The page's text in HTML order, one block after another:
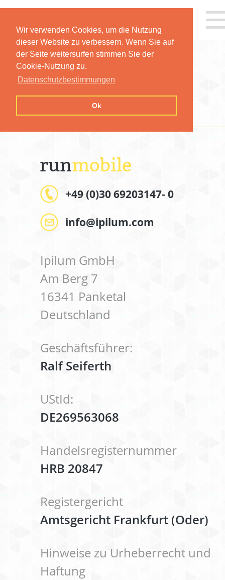
Wir verwenden Cookies, um die Nutzung
dieser Website zu verbessern. Wenn Sie auf
der Seite weitersurfen stimmen Sie der
Cookie-Nutzung zu.
Datenschutzbestimmungen
Ok
IMPRESSUM
+49 (0)30 69203147- 0
info@ipilum.com
Ipilum GmbH
Am Berg 7
16341 Panketal
Deutschland
Geschäftsführer:
Ralf Seiferth
UStId:
DE269563068
Handelsregisternummer
HRB 20847
Registergericht
Amtsgericht Frankfurt (Oder)
Hinweise zu Urheberrecht und
Haftung